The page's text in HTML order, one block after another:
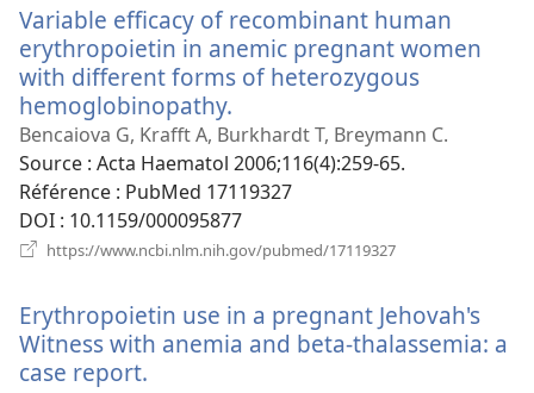
Variable efficacy of recombinant human
erythropoietin in anemic pregnant women
with different forms of heterozygous
hemoglobinopathy.
une
nouvelle
fenêtre)
Bencaiova G, Krafft A, Burkhardt T, Breymann C.
Source ‎: Acta Haematol 2006;116(4):259-65.
Référence ‎: PubMed 17119327
DOI ‎: 10.1159/000095877
https://www.ncbi.nlm.nih.gov/pubmed/17119327
fenêtre)
Erythropoietin use in a pregnant Jehovah's
Witness with anemia and beta-thalassemia: a
case report.